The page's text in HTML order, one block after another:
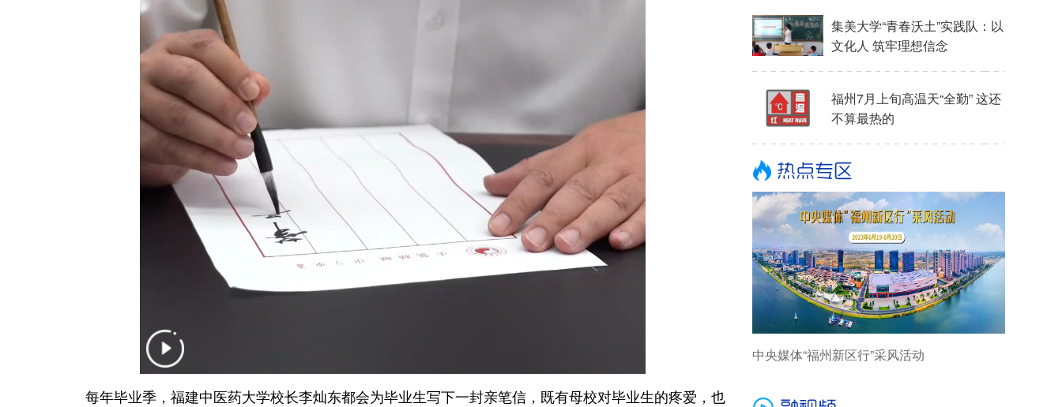
每年毕业季，福建中医药大学校长李灿东都会为毕业生写下一封亲笔信，既有母校对毕业生的疼爱，也
集美大学“青春沃土”实践队：以
文化人 筑牢理想信念
福州7月上旬高温天“全勤” 这还
不算最热的
中央媒体“福州新区行”采风活动